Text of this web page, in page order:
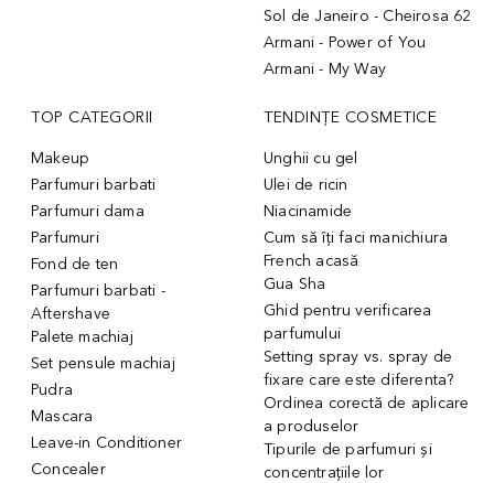
Sol de Janeiro - Cheirosa 62
Armani - Power of You
Armani - My Way
TOP CATEGORII
Makeup
Parfumuri barbati
Parfumuri dama
Parfumuri
Fond de ten
Parfumuri barbati -
Aftershave
Palete machiaj
Set pensule machiaj
Pudra
Mascara
Leave-in Conditioner
Concealer
TENDINȚE COSMETICE
Unghii cu gel
Ulei de ricin
Niacinamide
Cum să îți faci manichiura
French acasă
Gua Sha
Ghid pentru verificarea
parfumului
Setting spray vs. spray de
fixare care este diferenta?
Ordinea corectă de aplicare
a produselor
Tipurile de parfumuri și
concentrațiile lor